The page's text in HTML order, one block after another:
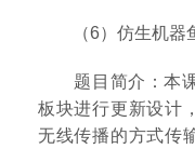
（6）仿生机器
题目简介：本课
板块进行更新设计
无线传播的方式传